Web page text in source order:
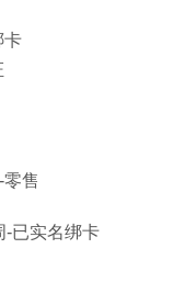
卡
售
-已实名绑卡